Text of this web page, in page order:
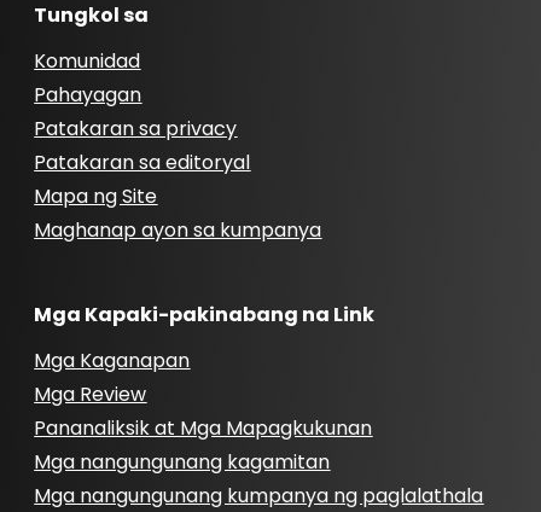
Tungkol sa
Komunidad
Pahayagan
Patakaran sa privacy
Patakaran sa editoryal
Mapa ng Site
Maghanap ayon sa kumpanya
Mga Kapaki-pakinabang na Link
Mga Kaganapan
Mga Review
Pananaliksik at Mga Mapagkukunan
Mga nangungunang kagamitan
Mga nangungunang kumpanya ng paglalathala